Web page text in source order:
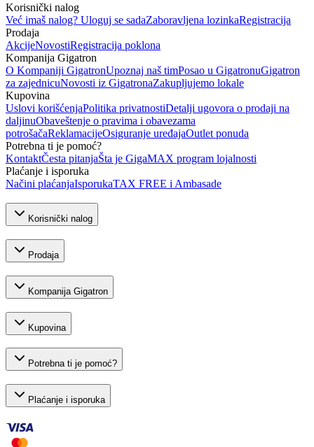
Korisnički nalog
Već imaš nalog? Uloguj se sadaZaboravljena lozinkaRegistracija
Prodaja
AkcijeNovostiRegistracija poklona
Kompanija Gigatron
O Kompaniji GigatronUpoznaj naš timPosao u GigatronuGigatron
za zajednicuNovosti iz GigatronaZakupljujemo lokale
Kupovina
Uslovi korišćenjaPolitika privatnostiDetalji ugovora o prodaji na
daljinuObaveštenje o pravima i obavezama
potrošačaReklamacijeOsiguranje uređajaOutlet ponuda
Potrebna ti je pomoć?
KontaktČesta pitanjaŠta je GigaMAX program lojalnosti
Plaćanje i isporuka
Načini plaćanjaIsporukaTAX FREE i Ambasade
Korisnički nalog
Prodaja
Kompanija Gigatron
Kupovina
Potrebna ti je pomoć?
Plaćanje i isporuka